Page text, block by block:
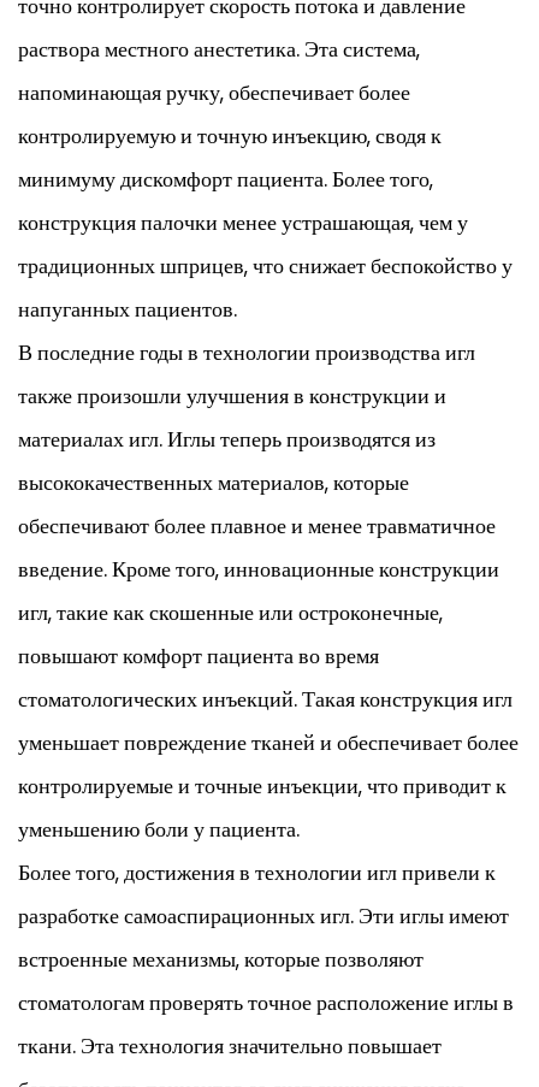
точно контролирует скорость потока и давление
раствора местного анестетика. Эта система,
напоминающая ручку, обеспечивает более
контролируемую и точную инъекцию, сводя к
минимуму дискомфорт пациента. Более того,
конструкция палочки менее устрашающая, чем у
традиционных шприцев, что снижает беспокойство у
напуганных пациентов.
В последние годы в технологии производства игл
также произошли улучшения в конструкции и
материалах игл. Иглы теперь производятся из
высококачественных материалов, которые
обеспечивают более плавное и менее травматичное
введение. Кроме того, инновационные конструкции
игл, такие как скошенные или остроконечные,
повышают комфорт пациента во время
стоматологических инъекций. Такая конструкция игл
уменьшает повреждение тканей и обеспечивает более
контролируемые и точные инъекции, что приводит к
уменьшению боли у пациента.
Более того, достижения в технологии игл привели к
разработке самоаспирационных игл. Эти иглы имеют
встроенные механизмы, которые позволяют
стоматологам проверять точное расположение иглы в
ткани. Эта технология значительно повышает